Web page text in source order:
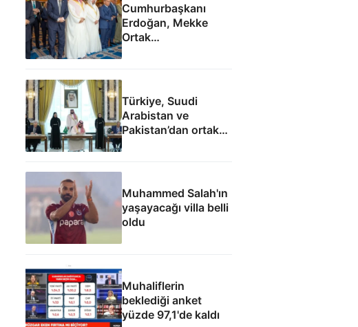
Cumhurbaşkanı
Erdoğan, Mekke
Ortak
Anlaşması'ndan
kıldı
Türkiye, Suudi
Arabistan ve
Pakistan’dan ortak
savunma
metni
Muhammed Salah'ın
yaşayacağı villa belli
oldu
Muhaliflerin
beklediği anket
yüzde 97,1'de kaldı